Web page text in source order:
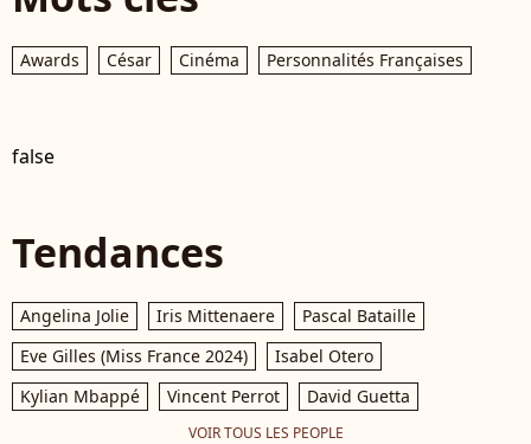
Awards César Cinéma Personnalités Françaises
false
Tendances
Angelina Jolie Iris Mittenaere
Pascal Bataille
Eve Gilles (Miss France 2024)
Isabel Otero
Kylian Mbappé
Vincent Perrot David Guetta
VOIR TOUS LES PEOPLE